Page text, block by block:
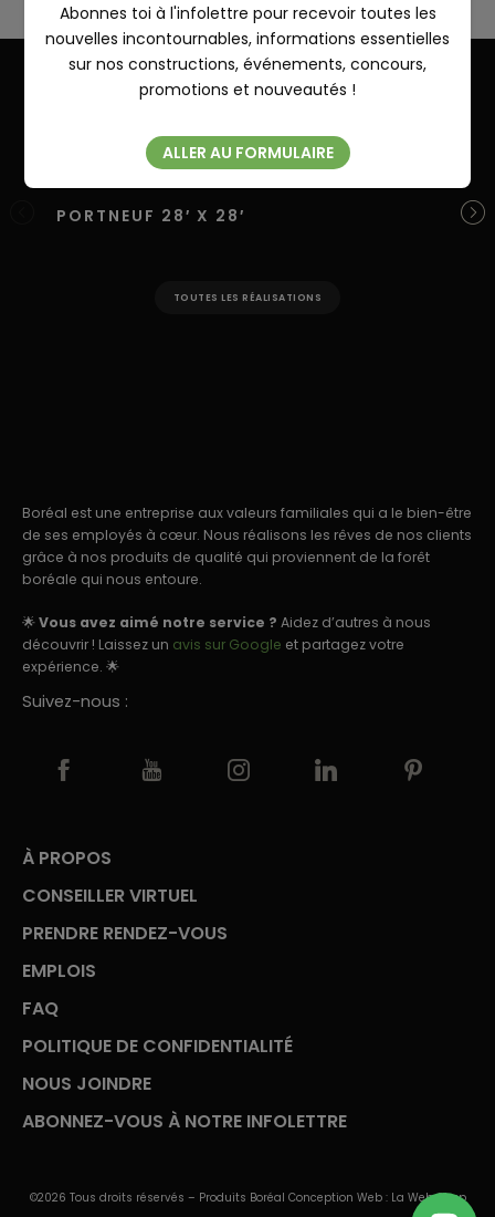
Autres réalisations
PORTNEUF 28′ X 28′
TOUTES LES RÉALISATIONS
Abonnes toi à l'infolettre pour recevoir toutes les
nouvelles incontournables, informations essentielles
sur nos constructions, événements, concours,
promotions et nouveautés !
ALLER AU FORMULAIRE
Boréal est une entreprise aux valeurs familiales qui a le bien-être
de ses employés à cœur. Nous réalisons les rêves de nos clients
grâce à nos produits de qualité qui proviennent de la forêt
boréale qui nous entoure.
🌟Vous avez aimé notre service ? Aidez d’autres à nous
découvrir ! Laissez un avis sur Google et partagez votre
expérience. 🌟
Suivez-nous :
À PROPOS
CONSEILLER VIRTUEL
PRENDRE RENDEZ-VOUS
EMPLOIS
FAQ
POLITIQUE DE CONFIDENTIALITÉ
NOUS JOINDRE
ABONNEZ-VOUS À NOTRE INFOLETTRE
Fermer
©2026 Tous droits réservés – Produits Boréal Conception Web : La Web Shop